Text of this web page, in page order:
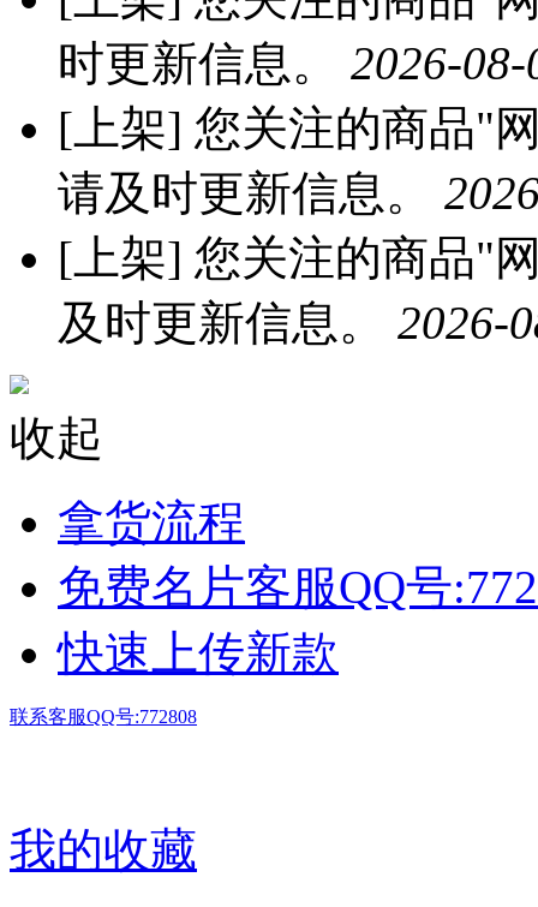
时更新信息。 2026-
[上架] 您关注的商品"
请及时更新信息。
[上架] 您关注的商品"
及时更新信息。 2026-
收起
拿货流程
免费名片客服QQ号
快速上传新款
联系客服QQ号:772808
我的收藏